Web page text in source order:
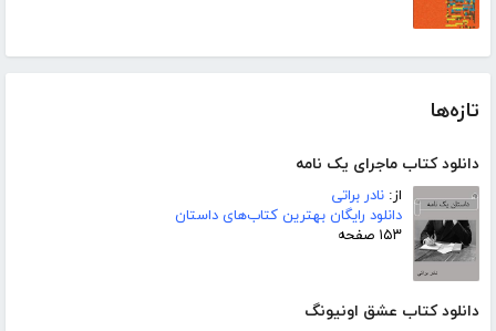
تازه‌ها
دانلود کتاب ماجرای یک نامه
از: نادر براتی
دانلود رایگان بهترین کتاب‌های داستان
۱۵۳ صفحه
دانلود کتاب عشق اونیونگ